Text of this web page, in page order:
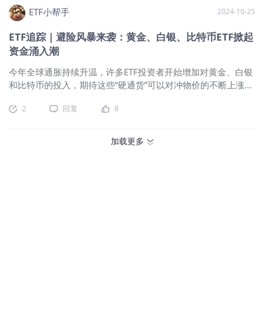
期货ETF不同，比特币现货ETF直接跟踪比特币的市场价格，因
此更加贴合真实的市场需求。这种ETF直接持有比特币现货，让
投资者可以避免期货合约到期带来的价格波动。同时，比特币
现货ETF还省去了钱包管理、冷存储等繁琐的步骤，对于不想直
Stephane Ouellette所说，当前全球流动性增加、利率走低的环
境对比特币形成了长期利好。尤其在美国大选临近、市场不确
的“新避风港”。长期投资者的新选择比特币常被称为“数字黄
上升带动相关市场波动美国股市在周一
出现上涨，这一趋势与投资者对前总统
唐纳德·特朗普胜选机率上升的押注密切
相关。特朗普在9月中旬与高尔夫球场遭
遇暗杀未遂事件后，市场普遍认为这可
能增加了他在即将到来的11月大选中的
胜算。川普此前9月中旬在高尔夫球场再
飙升！比特币ETF跟随加密货币市场的走
密货币的倡导者，这在一定程度上推动
了比特币价格的上涨。具体表现如下：
ETF小帮手 2024-10-25
ETF追踪 | 避险风暴来袭：黄金、白银、比特币ETF掀起
资金涌入潮
今年全球通胀持续升温，许多ETF投资者开始增加对黄金、白银
和比特币的投入，期待这些“硬通货”可以对冲物价的不断上涨。
高，黄金、白银和比特币相关ETF的资金流入明显增长。
个月贵金属类ETF吸引了35亿美元的资金流入，几乎囊括了今年
以来该类ETF的所有净流入。黄金和白银的避险作用在当下的经
2 回复 8
加载更多